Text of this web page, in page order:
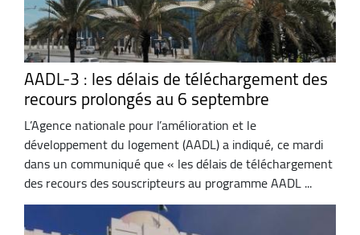
AADL-3 : les délais de téléchargement des
recours prolongés au 6 septembre
L’Agence nationale pour l’amélioration et le
développement du logement (AADL) a indiqué, ce mardi
dans un communiqué que « les délais de téléchargement
des recours des souscripteurs au programme AADL ...